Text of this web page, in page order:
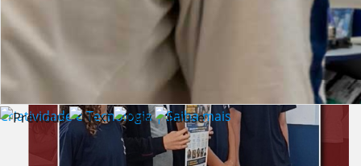
Criatividade e Tecnologia | Saiba mais